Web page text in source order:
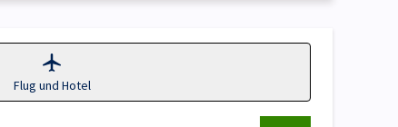
Flug und Hotel